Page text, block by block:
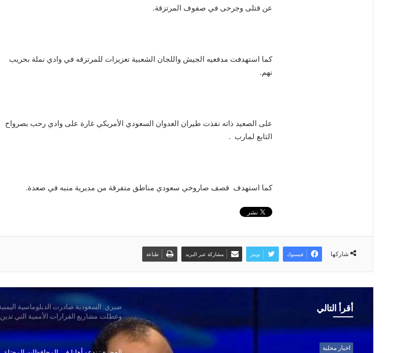
عن قتلى وجرحى في صفوف المرتزقة.
كما استهدفت مدفعيه الجيش واللجان الشعبية تعزيزات للمرتزقه في وادي نملة بحريب
نهم.
على الصعيد ذاته نفذت طيران العدوان السعودي الأمريكي غارة على وادي رحب بصرواح
التابع لمارب .
كما استهدف قصف صاروخي سعودي مناطق متفرقة من مديرية منبه في صعدة.
شاركها فيسبوك تويتر مشاركة عبر البريد طباعة
أقرأ التالي
اخبار محلية
القوات المسلحة تستهدف سفينة نفطية
العجري: ندعو أهلنا في المحافظات المحتلة
للابتعاد عن أماكن تجمعات الإمداد العسكري
للعدوان السعودي